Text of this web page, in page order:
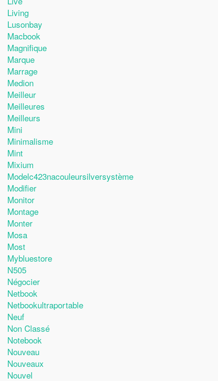
Living
Lusonbay
Macbook
Magnifique
Marque
Marrage
Medion
Meilleur
Meilleures
Meilleurs
Mini
Minimalisme
Mint
Mixium
Modelc423nacouleursilversystème
Modifier
Monitor
Montage
Monter
Mosa
Most
Mybluestore
N505
Négocier
Netbook
Netbookultraportable
Neuf
Non Classé
Notebook
Nouveau
Nouveaux
Nouvel